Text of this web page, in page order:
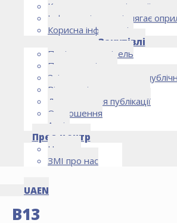
Кодекс етики та ділової
Інформація, що підлягає
Корисна інформація
Закупівлі
Політика закупівель
План закупівель
Звіт про використання
Відомості про договори
Договори для публікації
Оголошення
Архів
Прес-центр
Новини
ЗМІ про нас
UAEN
B13